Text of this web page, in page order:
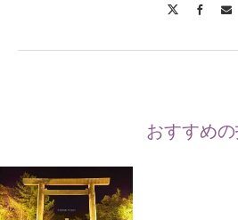
おすすめ